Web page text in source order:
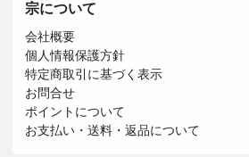
宗について
会社概要
個人情報保護方針
特定商取引に基づく表示
お問合せ
ポイントについて
お支払い・送料・返品について